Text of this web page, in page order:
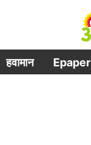
हवामान Epaper